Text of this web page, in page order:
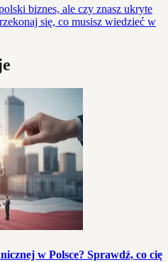
biznes, ale czy znasz ukryte
się, co musisz wiedzieć w
w Polsce? Sprawdź, co cię